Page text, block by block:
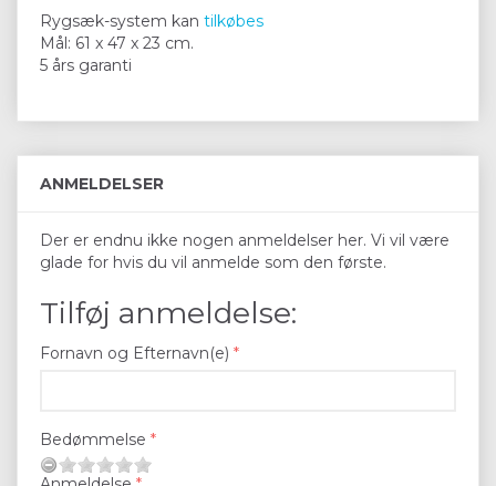
Rygsæk-system kan tilkøbes
Mål: 61 x 47 x 23 cm.
5 års garanti
ANMELDELSER
Der er endnu ikke nogen anmeldelser her. Vi vil være
glade for hvis du vil anmelde som den første.
Tilføj anmeldelse:
Fornavn og Efternavn(e)
Bedømmelse